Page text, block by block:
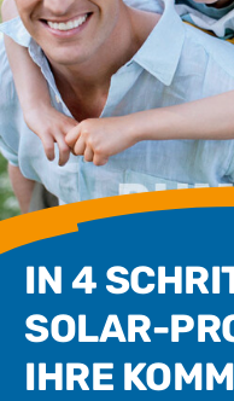
IN 4
SOLAR-
IHRE